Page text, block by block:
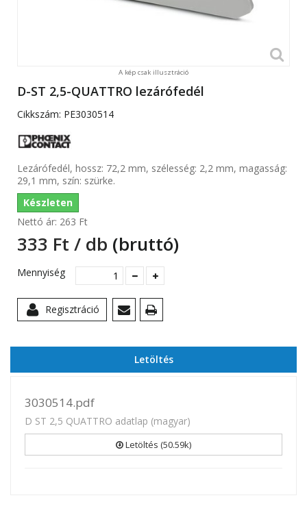
A kép csak illusztráció
D-ST 2,5-QUATTRO lezárófedél
Cikkszám: PE3030514
Lezárófedél, hossz: 72,2 mm, szélesség: 2,2 mm, magasság:
29,1 mm, szín: szürke.
Készleten
Nettó ár: 263 Ft‎
333 Ft‎ / db (bruttó)
Mennyiség
Regisztráció
Letöltés
3030514.pdf
D ST 2,5 QUATTRO adatlap (magyar)
Letöltés (50.59k)